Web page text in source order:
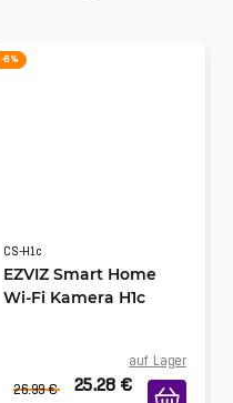
-6 %
CS-H1c
EZVIZ Smart Home
Wi-Fi Kamera H1c
auf Lager
26.99 € 25.28 €